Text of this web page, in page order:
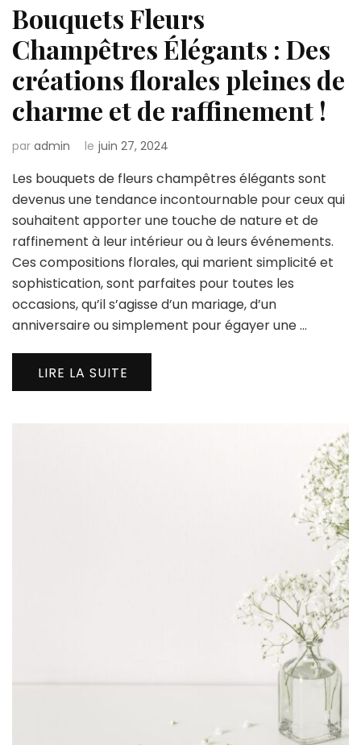
Bouquets Fleurs
Champêtres Élégants : Des
créations florales pleines de
charme et de raffinement !
par admin le juin 27, 2024
Les bouquets de fleurs champêtres élégants sont
devenus une tendance incontournable pour ceux qui
souhaitent apporter une touche de nature et de
raffinement à leur intérieur ou à leurs événements.
Ces compositions florales, qui marient simplicité et
sophistication, sont parfaites pour toutes les
occasions, qu’il s’agisse d’un mariage, d’un
anniversaire ou simplement pour égayer une …
LIRE LA SUITE